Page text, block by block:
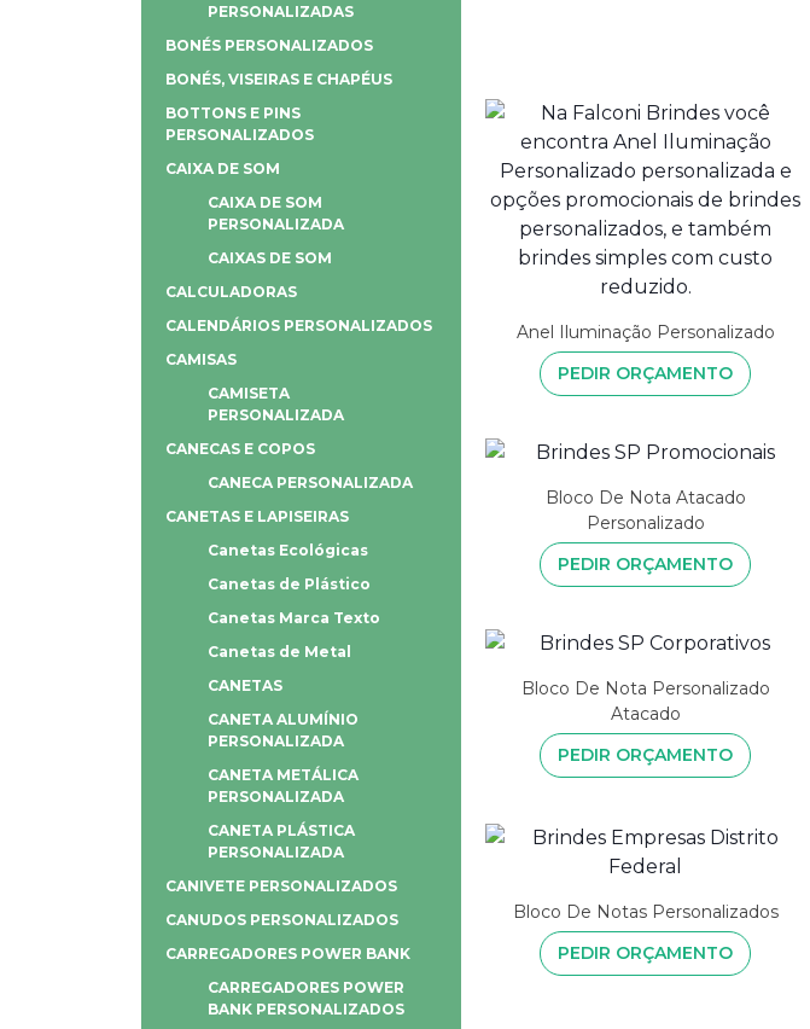
Anel Iluminação Personalizado
PEDIR ORÇAMENTO
Bloco De Nota Atacado
Personalizado
PEDIR ORÇAMENTO
Bloco De Nota Personalizado
Atacado
PEDIR ORÇAMENTO
Bloco De Notas Personalizados
PEDIR ORÇAMENTO
PERSONALIZADAS
BONÉS PERSONALIZADOS
BONÉS, VISEIRAS E CHAPÉUS
BOTTONS E PINS
PERSONALIZADOS
CAIXA DE SOM
CAIXA DE SOM
PERSONALIZADA
CAIXAS DE SOM
CALCULADORAS
CALENDÁRIOS PERSONALIZADOS
CAMISAS
CAMISETA
PERSONALIZADA
CANECAS E COPOS
CANECA PERSONALIZADA
CANETAS E LAPISEIRAS
Canetas Ecológicas
Canetas de Plástico
Canetas Marca Texto
Canetas de Metal
CANETAS
CANETA ALUMÍNIO
PERSONALIZADA
CANETA METÁLICA
PERSONALIZADA
CANETA PLÁSTICA
PERSONALIZADA
CANIVETE PERSONALIZADOS
CANUDOS PERSONALIZADOS
CARREGADORES POWER BANK
CARREGADORES POWER
BANK PERSONALIZADOS